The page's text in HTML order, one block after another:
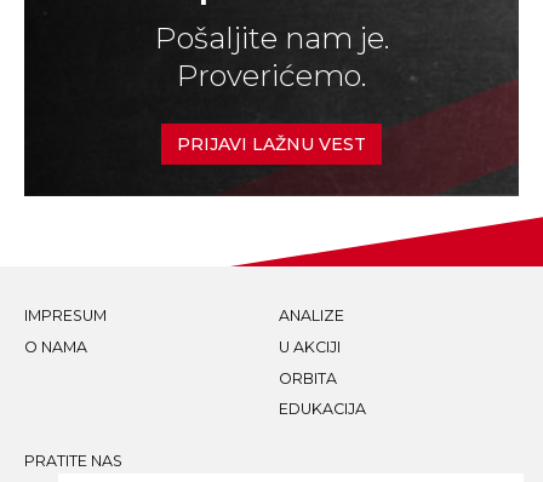
Pošaljite nam je.
Proverićemo.
PRIJAVI LAŽNU VEST
IMPRESUM
O NAMA
ANALIZE
U AKCIJI
ORBITA
EDUKACIJA
PRATITE NAS